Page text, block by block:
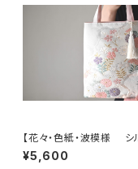
【花々・色紙・波模様 シ
ー・薄ピンク シルク帯リ
ミニサブバッグ フォーマル
¥5,600